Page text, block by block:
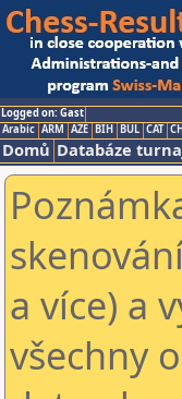
Logged on: Gast
Arabic ARM AZE BIH BUL CAT
Domů Databáze
a více) a
všechny